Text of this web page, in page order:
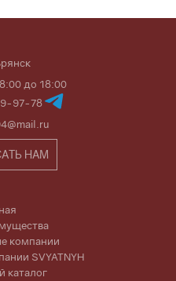
до 18:00
97-78
НАМ
компании
SVYATNYH
каталог